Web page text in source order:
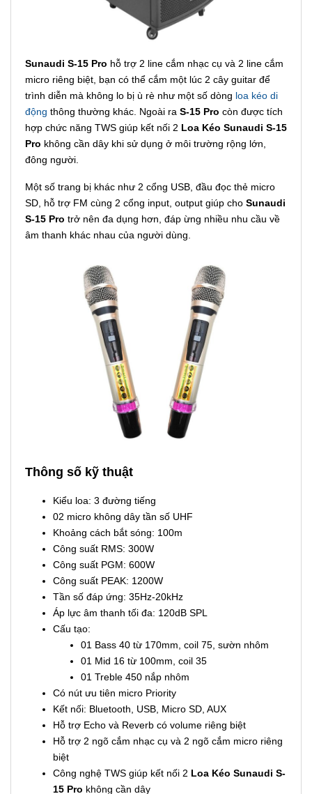
Sunaudi S-15 Pro hỗ trợ 2 line cắm nhạc cụ và 2 line cắm
micro riêng biệt, bạn có thể cắm một lúc 2 cây guitar để
trình diễn mà không lo bị ù rè như một số dòng loa kéo di
động thông thường khác. Ngoài ra S-15 Pro còn được tích
hợp chức năng TWS giúp kết nối 2 Loa Kéo Sunaudi S-15
Pro không cần dây khi sử dụng ở môi trường rộng lớn,
đông người.
Một số trang bị khác như 2 cổng USB, đầu đọc thẻ micro
SD, hỗ trợ FM cùng 2 cổng input, output giúp cho Sunaudi
S-15 Pro trở nên đa dụng hơn, đáp ừng nhiều nhu cầu về
âm thanh khác nhau của người dùng.
Thông số kỹ thuật
Kiểu loa: 3 đường tiếng
02 micro không dây tần số UHF
Khoảng cách bắt sóng: 100m
Công suất RMS: 300W
Công suất PGM: 600W
Công suất PEAK: 1200W
Tần số đáp ứng: 35Hz-20kHz
Áp lực âm thanh tối đa: 120dB SPL
Cấu tạo:
01 Bass 40 từ 170mm, coil 75, sườn nhôm
01 Mid 16 từ 100mm, coil 35
01 Treble 450 nắp nhôm
Có nút ưu tiên micro Priority
Kết nối: Bluetooth, USB, Micro SD, AUX
Hỗ trợ Echo và Reverb có volume riêng biệt
Hỗ trợ 2 ngõ cắm nhạc cụ và 2 ngõ cắm micro riêng
biệt
Công nghệ TWS giúp kết nối 2 Loa Kéo Sunaudi S-
15 Pro không cần dây